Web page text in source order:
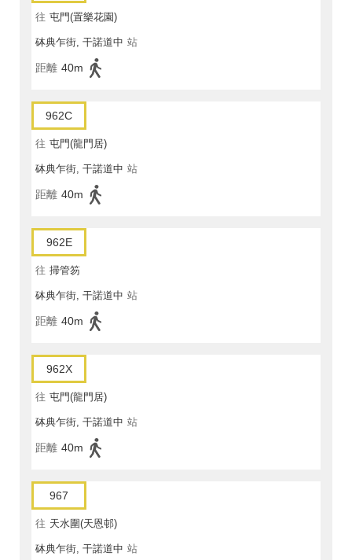
往 屯門(置樂花園)
砵典乍街, 干諾道中 站
距離 40m
962C
往 屯門(龍門居)
砵典乍街, 干諾道中 站
距離 40m
962E
往 掃管笏
砵典乍街, 干諾道中 站
距離 40m
962X
往 屯門(龍門居)
砵典乍街, 干諾道中 站
距離 40m
967
往 天水圍(天恩邨)
砵典乍街, 干諾道中 站